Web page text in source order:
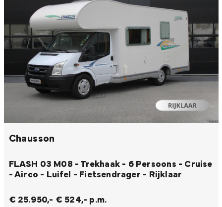
Chausson
FLASH 03 M08 - Trekhaak - 6 Persoons - Cruise
- Airco - Luifel - Fietsendrager - Rijklaar
€ 25.950,- € 524,- p.m.